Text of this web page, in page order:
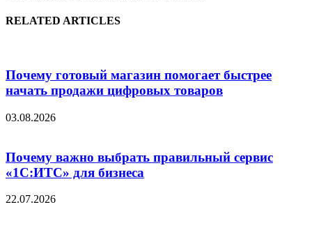
RELATED ARTICLES
Почему готовый магазин помогает быстрее
начать продажи цифровых товаров
03.08.2026
Почему важно выбрать правильный сервис
«1С:ИТС» для бизнеса
22.07.2026